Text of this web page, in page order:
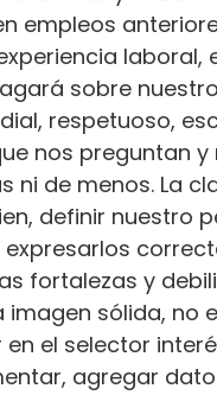
empleos
laboral,
sobre
respetuoso,
nos preguntan y
ni de menos. La
definir nuestro
fortalezas y
sólida, no
el selector
agregar